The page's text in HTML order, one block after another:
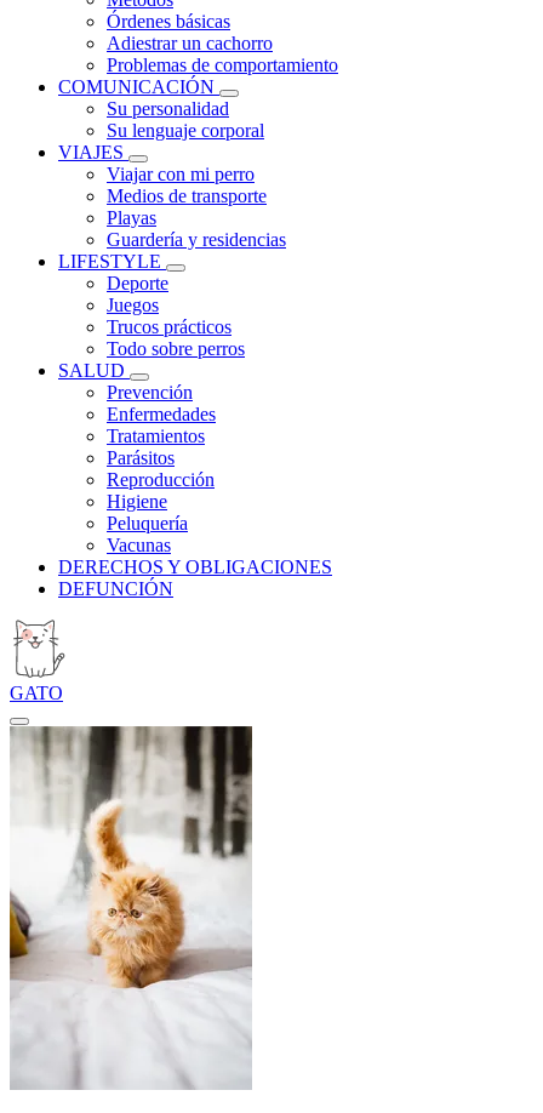
Órdenes básicas
Adiestrar un cachorro
Problemas de comportamiento
COMUNICACIÓN
Su personalidad
Su lenguaje corporal
VIAJES
Viajar con mi perro
Medios de transporte
Playas
Guardería y residencias
LIFESTYLE
Deporte
Juegos
Trucos prácticos
Todo sobre perros
SALUD
Prevención
Enfermedades
Tratamientos
Parásitos
Reproducción
Higiene
Peluquería
Vacunas
DERECHOS Y OBLIGACIONES
DEFUNCIÓN
GATO